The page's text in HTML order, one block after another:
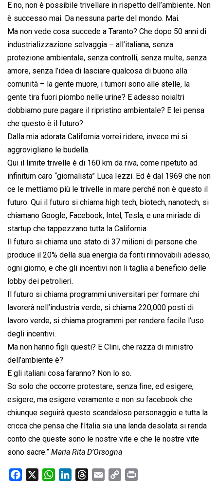
E no, non è possibile trivellare in rispetto dell’ambiente. Non
è successo mai. Da nessuna parte del mondo. Mai.
Ma non vede cosa succede a Taranto? Che dopo 50 anni di
industrializzazione selvaggia – all’italiana, senza
protezione ambientale, senza controlli, senza multe, senza
amore, senza l’idea di lasciare qualcosa di buono alla
comunità – la gente muore, i tumori sono alle stelle, la
gente tira fuori piombo nelle urine? E adesso noialtri
dobbiamo pure pagare il ripristino ambientale? E lei pensa
che questo è il futuro?
Dalla mia adorata California vorrei ridere, invece mi si
aggrovigliano le budella.
Qui il limite trivelle è di 160 km da riva, come ripetuto ad
infinitum caro “giornalista” Luca Iezzi. Ed è dal 1969 che non
ce le mettiamo più le trivelle in mare perché non è questo il
futuro. Qui il futuro si chiama high tech, biotech, nanotech, si
chiamano Google, Facebook, Intel, Tesla, e una miriade di
startup che tappezzano tutta la California.
Il futuro si chiama uno stato di 37 milioni di persone che
produce il 20% della sua energia da fonti rinnovabili adesso,
ogni giorno, e che gli incentivi non li taglia a beneficio delle
lobby dei petrolieri.
Il futuro si chiama programmi universitari per formare chi
lavorerà nell’industria verde, si chiama 220,000 posti di
lavoro verde, si chiama programmi per rendere facile l’uso
degli incentivi.
Ma non hanno figli questi? E Clini, che razza di ministro
dell’ambiente è?
E gli italiani cosa faranno? Non lo so.
So solo che occorre protestare, senza fine, ed esigere,
esigere, ma esigere veramente e non su facebook che
chiunque seguirà questo scandaloso personaggio e tutta la
cricca che pensa che l’Italia sia una landa desolata si renda
conto che queste sono le nostre vite e che le nostre vite
sono sacre.” Maria Rita D’Orsogna
W